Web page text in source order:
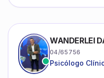
WANDERLEI
04/65756
Psicólogo